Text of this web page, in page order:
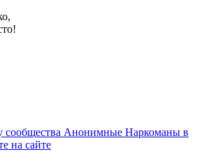
сообщества Анонимные Наркоманы в
на сайте